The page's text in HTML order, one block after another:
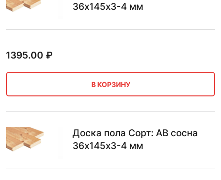
36х145х3-4 мм
1395.00 ₽
В КОРЗИНУ
Доска пола Сорт: AB сосна
36х145х3-4 мм